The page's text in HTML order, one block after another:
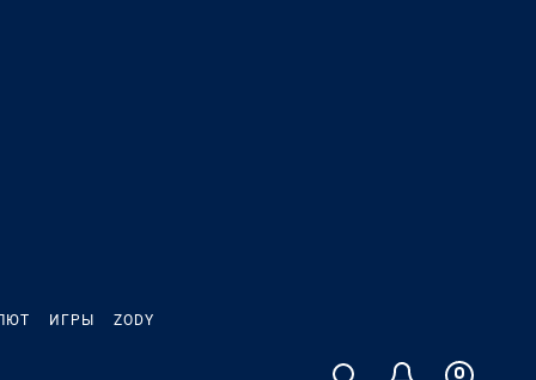
ИГРЫ ZODY